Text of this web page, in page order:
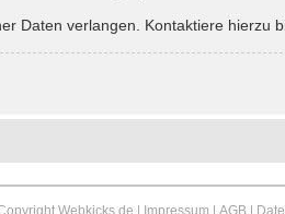
Daten verlangen. Kontaktiere hierzu
Webkicks.de | Impressum AGB|